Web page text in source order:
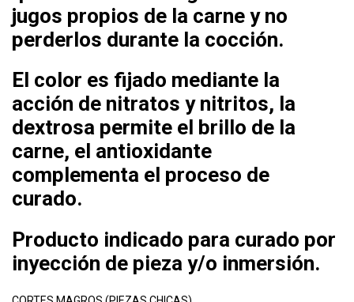
jugos propios de la carne y no
perderlos durante la cocción.
El color es fijado mediante la
acción de nitratos y nitritos, la
dextrosa permite el brillo de la
carne, el antioxidante
complementa el proceso de
curado.
Producto indicado para curado por
inyección de pieza y/o inmersión.